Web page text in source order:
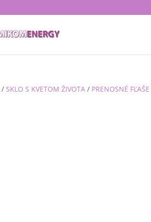
/ SKLO S KVETOM ŽIVOTA / PRENOSNÉ FĽAŠE